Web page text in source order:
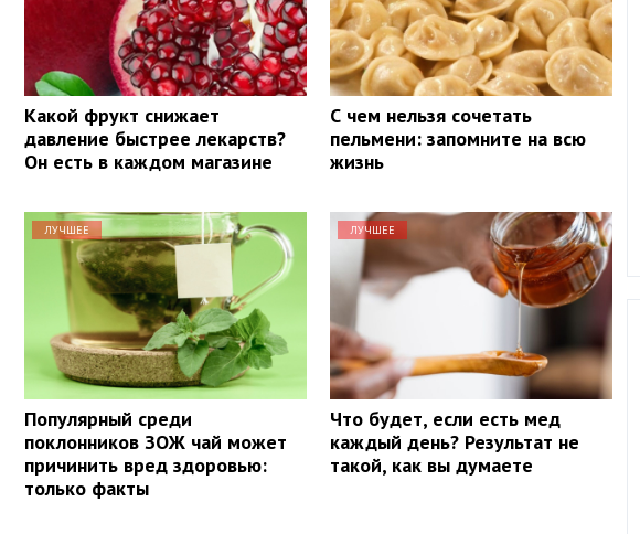
Какой фрукт снижает
давление быстрее лекарств?
Он есть в каждом магазине
С чем нельзя сочетать
пельмени: запомните на всю
жизнь
ЛУЧШЕЕ
Популярный среди
поклонников ЗОЖ чай может
причинить вред здоровью:
только факты
ЛУЧШЕЕ
Что будет, если есть мед
каждый день? Результат не
такой, как вы думаете